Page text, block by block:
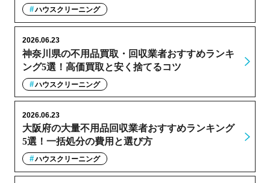
ハウスクリーニング
神奈川県の不用品買取・回収業者おすすめランキ
ング5選！高価買取と安く捨てるコツ
2026.06.23
ハウスクリーニング
大阪府の大量不用品回収業者おすすめランキング
5選！一括処分の費用と選び方
2026.06.23
ハウスクリーニング